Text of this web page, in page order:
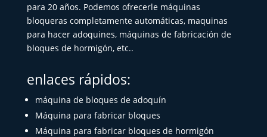
para 20 años. Podemos ofrecerle máquinas
bloqueras completamente automáticas, maquinas
para hacer adoquines, máquinas de fabricación de
bloques de hormigón, etc..
enlaces rápidos:
máquina de bloques de adoquín
Máquina para fabricar bloques
Máquina para fabricar bloques de hormigón